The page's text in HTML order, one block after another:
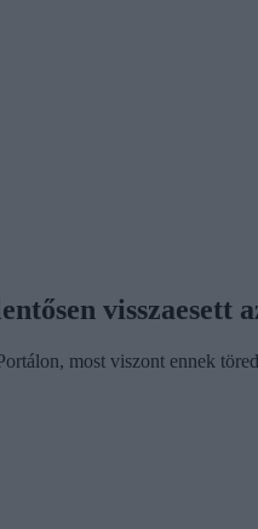
visszaesett
most viszont ennek